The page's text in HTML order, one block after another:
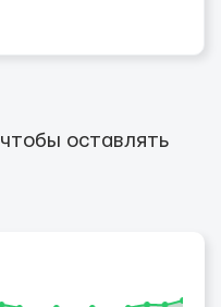
чтобы оставлять